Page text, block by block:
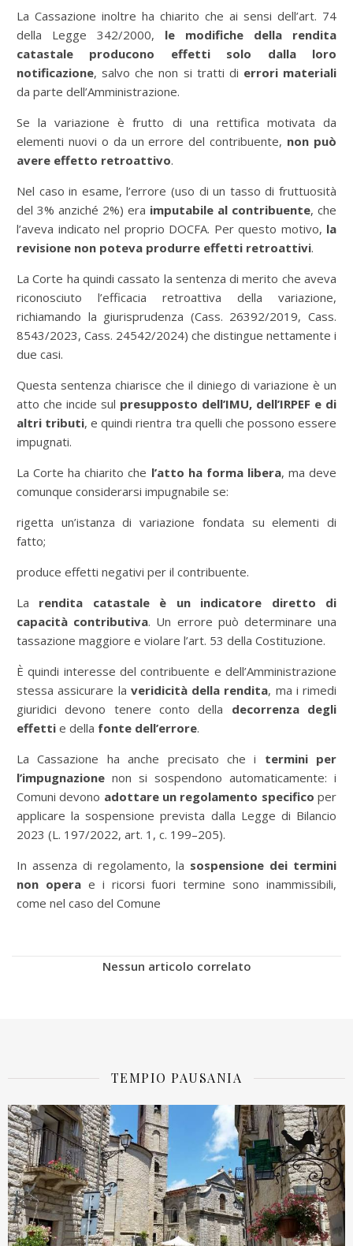
La Cassazione inoltre ha chiarito che ai sensi dell’art. 74
della Legge 342/2000, le modifiche della rendita
catastale producono effetti solo dalla loro
notificazione, salvo che non si tratti di errori materiali
da parte dell’Amministrazione.
Se la variazione è frutto di una rettifica motivata da
elementi nuovi o da un errore del contribuente, non può
avere effetto retroattivo.
Nel caso in esame, l’errore (uso di un tasso di fruttuosità
del 3% anziché 2%) era imputabile al contribuente, che
l’aveva indicato nel proprio DOCFA. Per questo motivo, la
revisione non poteva produrre effetti retroattivi.
La Corte ha quindi cassato la sentenza di merito che aveva
riconosciuto l’efficacia retroattiva della variazione,
richiamando la giurisprudenza (Cass. 26392/2019, Cass.
8543/2023, Cass. 24542/2024) che distingue nettamente i
due casi.
Questa sentenza chiarisce che il diniego di variazione è un
atto che incide sul presupposto dell’IMU, dell’IRPEF e di
altri tributi, e quindi rientra tra quelli che possono essere
impugnati.
La Corte ha chiarito che l’atto ha forma libera, ma deve
comunque considerarsi impugnabile se:
rigetta un’istanza di variazione fondata su elementi di
fatto;
produce effetti negativi per il contribuente.
La rendita catastale è un indicatore diretto di
capacità contributiva. Un errore può determinare una
tassazione maggiore e violare l’art. 53 della Costituzione.
È quindi interesse del contribuente e dell’Amministrazione
stessa assicurare la veridicità della rendita, ma i rimedi
giuridici devono tenere conto della decorrenza degli
effetti e della fonte dell’errore.
La Cassazione ha anche precisato che i termini per
l’impugnazione non si sospendono automaticamente: i
Comuni devono adottare un regolamento specifico per
applicare la sospensione prevista dalla Legge di Bilancio
2023 (L. 197/2022, art. 1, c. 199–205).
In assenza di regolamento, la sospensione dei termini
non operae i ricorsi fuori termine sono inammissibili,
come nel caso del Comune
Nessun articolo correlato
TEMPIO PAUSANIA